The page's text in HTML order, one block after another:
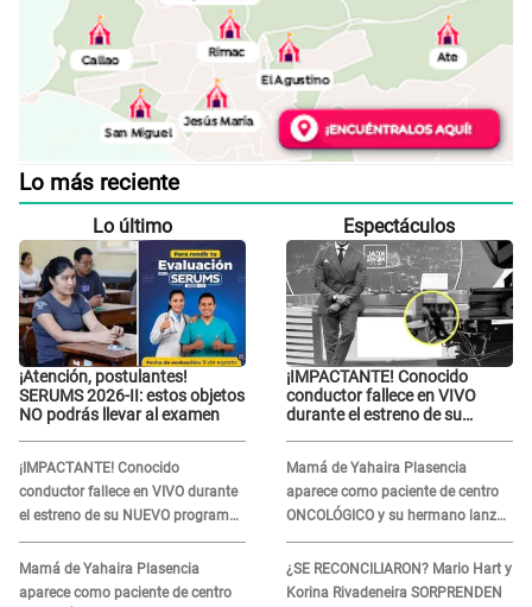
Lo más reciente
Lo último
¡Atención, postulantes!
SERUMS 2026-II: estos objetos
NO podrás llevar al examen
¡IMPACTANTE! Conocido
conductor fallece en VIVO durante
el estreno de su NUEVO programa:
así fueron sus últimos segundos al
aire
Mamá de Yahaira Plasencia
aparece como paciente de centro
Espectáculos
¡IMPACTANTE! Conocido
conductor fallece en VIVO
durante el estreno de su
Mamá de Yahaira Plasencia
aparece como paciente de centro
ONCOLÓGICO y su hermano lanza
DESGARRADOR mensaje: "Hoy fue
la última..."
¿SE RECONCILIARON? Mario Hart y
Korina Rivadeneira SORPRENDEN